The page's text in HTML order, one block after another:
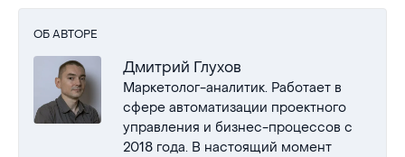
ОБ АВТОРЕ
Дмитрий Глухов
Маркетолог-аналитик. Работает в
сфере автоматизации проектного
управления и бизнес-процессов с
2018 года. В настоящий момент